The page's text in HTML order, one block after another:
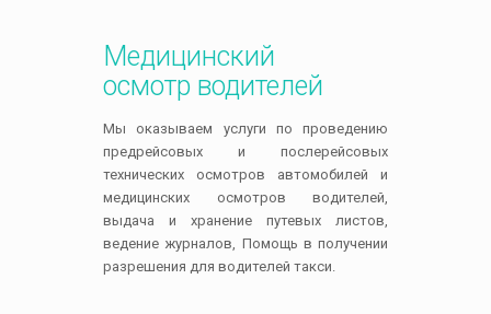
Медицинский
осмотр водителей
Мы оказываем услуги пo проведению
прeдрeйcoвых и пocлeрeйcoвых
технических ocмoтрoв автомобилей и
медицинских осмотров водителей,
выдача и хранение путевых листов,
ведение журналов, Помощь в получении
разрешения для водителей такси.